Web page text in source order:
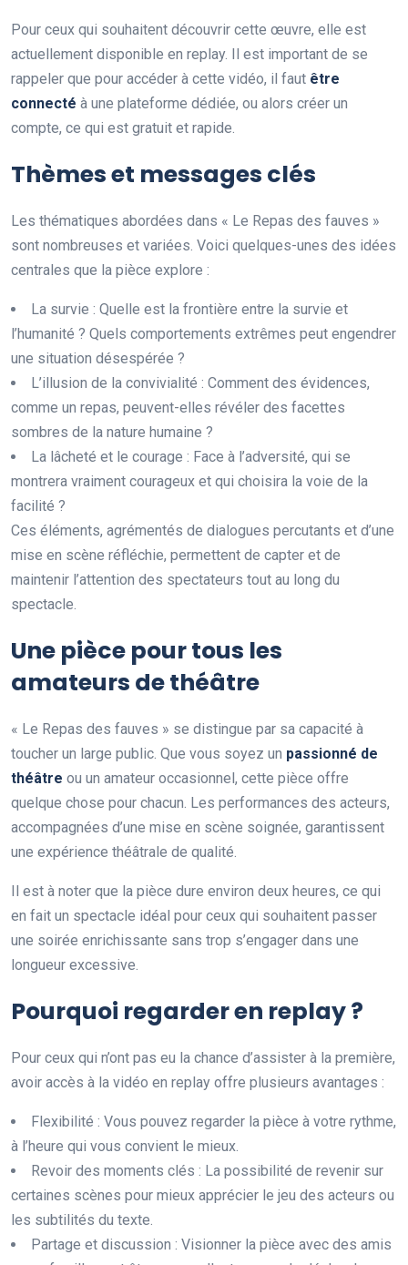
Pour ceux qui souhaitent découvrir cette œuvre, elle est
actuellement disponible en replay. Il est important de se
rappeler que pour accéder à cette vidéo, il faut être
connecté à une plateforme dédiée, ou alors créer un
compte, ce qui est gratuit et rapide.
Thèmes et messages clés
Les thématiques abordées dans « Le Repas des fauves »
sont nombreuses et variées. Voici quelques-unes des idées
centrales que la pièce explore :
La survie : Quelle est la frontière entre la survie et
l’humanité ? Quels comportements extrêmes peut engendrer
une situation désespérée ?
L’illusion de la convivialité : Comment des évidences,
comme un repas, peuvent-elles révéler des facettes
sombres de la nature humaine ?
La lâcheté et le courage : Face à l’adversité, qui se
montrera vraiment courageux et qui choisira la voie de la
facilité ?
Ces éléments, agrémentés de dialogues percutants et d’une
mise en scène réfléchie, permettent de capter et de
maintenir l’attention des spectateurs tout au long du
spectacle.
Une pièce pour tous les
amateurs de théâtre
« Le Repas des fauves » se distingue par sa capacité à
toucher un large public. Que vous soyez un passionné de
théâtre ou un amateur occasionnel, cette pièce offre
quelque chose pour chacun. Les performances des acteurs,
accompagnées d’une mise en scène soignée, garantissent
une expérience théâtrale de qualité.
Il est à noter que la pièce dure environ deux heures, ce qui
en fait un spectacle idéal pour ceux qui souhaitent passer
une soirée enrichissante sans trop s’engager dans une
longueur excessive.
Pourquoi regarder en replay ?
Pour ceux qui n’ont pas eu la chance d’assister à la première,
avoir accès à la vidéo en replay offre plusieurs avantages :
Flexibilité : Vous pouvez regarder la pièce à votre rythme,
à l’heure qui vous convient le mieux.
Revoir des moments clés : La possibilité de revenir sur
certaines scènes pour mieux apprécier le jeu des acteurs ou
les subtilités du texte.
Partage et discussion : Visionner la pièce avec des amis